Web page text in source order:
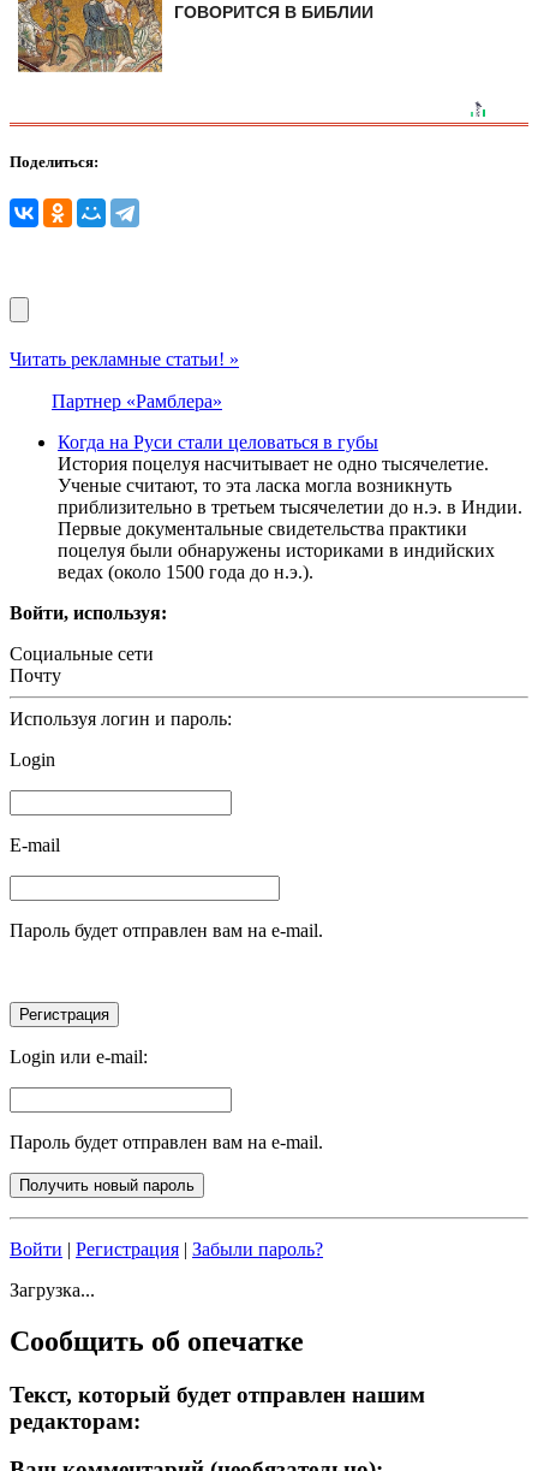
ГОВОРИТСЯ В БИБЛИИ
Поделиться:
Читать рекламные статьи! »
Партнер «Рамблера»
Когда на Руси стали целоваться в губы
История поцелуя насчитывает не одно тысячелетие.
Ученые считают, то эта ласка могла возникнуть
приблизительно в третьем тысячелетии до н.э. в Индии.
Первые документальные свидетельства практики
поцелуя были обнаружены историками в индийских
ведах (около 1500 года до н.э.).
Войти, используя:
Социальные сети
Почту
Используя логин и пароль:
Login
E-mail
Пароль будет отправлен вам на e-mail.
Login или e-mail:
Пароль будет отправлен вам на e-mail.
Войти | Регистрация | Забыли пароль?
Загрузка...
Сообщить об опечатке
Текст, который будет отправлен нашим
редакторам: